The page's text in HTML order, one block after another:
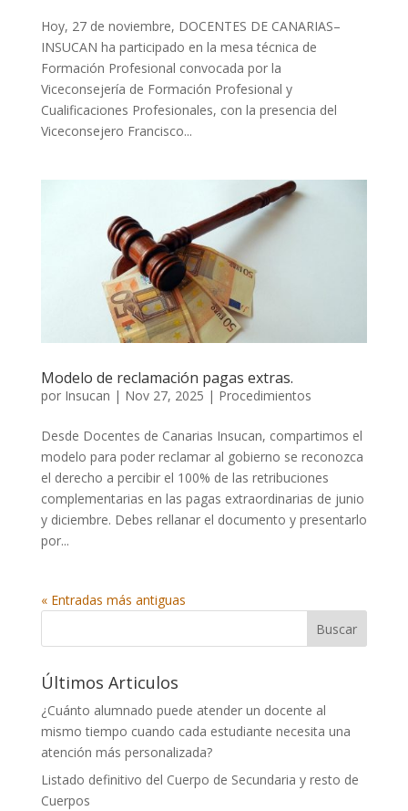
Hoy, 27 de noviembre, DOCENTES DE CANARIAS–
INSUCAN ha participado en la mesa técnica de
Formación Profesional convocada por la
Viceconsejería de Formación Profesional y
Cualificaciones Profesionales, con la presencia del
Viceconsejero Francisco...
Modelo de reclamación pagas extras.
por Insucan | Nov 27, 2025 | Procedimientos
Desde Docentes de Canarias Insucan, compartimos el
modelo para poder reclamar al gobierno se reconozca
el derecho a percibir el 100% de las retribuciones
complementarias en las pagas extraordinarias de junio
y diciembre. Debes rellanar el documento y presentarlo
por...
« Entradas más antiguas
Buscar
Últimos Articulos
¿Cuánto alumnado puede atender un docente al
mismo tiempo cuando cada estudiante necesita una
atención más personalizada?
Listado definitivo del Cuerpo de Secundaria y resto de
Cuerpos